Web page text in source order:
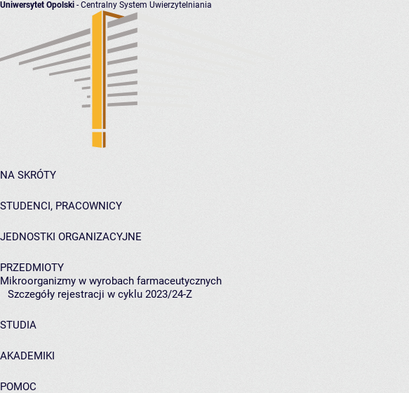
Uniwersytet Opolski - Centralny System Uwierzytelniania
NA SKRÓTY
STUDENCI, PRACOWNICY
JEDNOSTKI ORGANIZACYJNE
PRZEDMIOTY
Mikroorganizmy w wyrobach farmaceutycznych
Szczegóły rejestracji w cyklu 2023/24-Z
STUDIA
AKADEMIKI
POMOC